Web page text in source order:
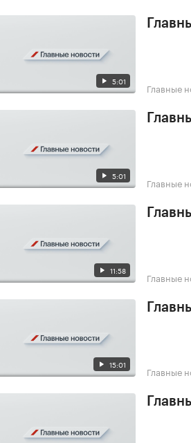
5:01 Главные
5:01 Главные
11:58 Главные
15:01 Главные